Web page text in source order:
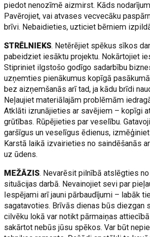
piedot nenozīmē aizmirst. Kāds
Pavērojiet, vai atvases vecvecāku
brīvi. Nebaidieties, uzticiet bērniem
STRĒLNIEKS. Netērējiet spēkus sīkos
pabeidziet iesāktu projektu. Nokārtojiet
Stipriniet ilgstošo godīgo sadarbību
uzņemties pienākumus kopīgā
bez aizņemšanās arī tad, ja kādu brīdi
Neļaujiet materiālajām problēmām
Atklāti izrunājieties ar savējiem – kopīgi
grūtības. Rūpējieties par veselību.
garšīgus un veselīgus ēdienus,
Karstā laikā izvairieties no saindēšanās
uz ūdens.
MEŽĀZIS. Nevarēsit pilnībā atslēgties
situācijas darbā. Nevainojiet sevi par
Iespējami arī jauni pārbaudījumi – labāk
sagatavoties. Brīvās dienas būs diezgan
cilvēku lokā var notikt pārmaiņas
sakārtot nebūs jūsu spēkos. Var būt